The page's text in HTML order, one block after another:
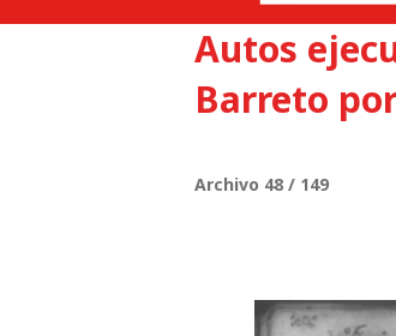
Autos
Barreto
Archivo 48 / 149